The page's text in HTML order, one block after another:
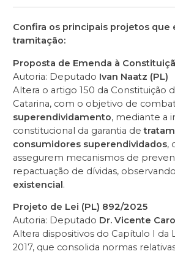
Confira os principais projetos que
tramitação:
Proposta de Emenda à
Autoria: Deputado Ivan Naatz (PL)
Altera o artigo 150 da Constituição
Catarina, com o objetivo de
superendividamento, mediante a
constitucional da garantia de
consumidores superendividados,
assegurem mecanismos de
repactuação de dívidas,
existencial.
Projeto de Lei (PL) 892/2025
Autoria: Deputado Dr. Vicente
Altera dispositivos do Capítulo I da
2017, que consolida normas